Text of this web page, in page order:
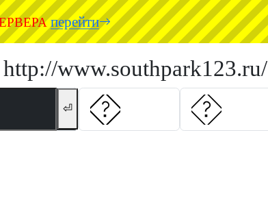
перейти
www.southpark123.ru/
⏎